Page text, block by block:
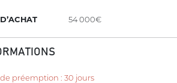
54 000€
préemption : 30 jours